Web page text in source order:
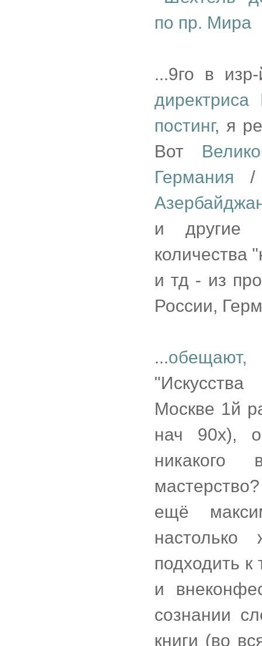
...9го в
директриса
постинг, я
Вот
Германия
и другие
количества
и тд - из
России,
...
Москве 1й
нач 90х),
никакого
ещё
подходить
и
сознании
книги (во